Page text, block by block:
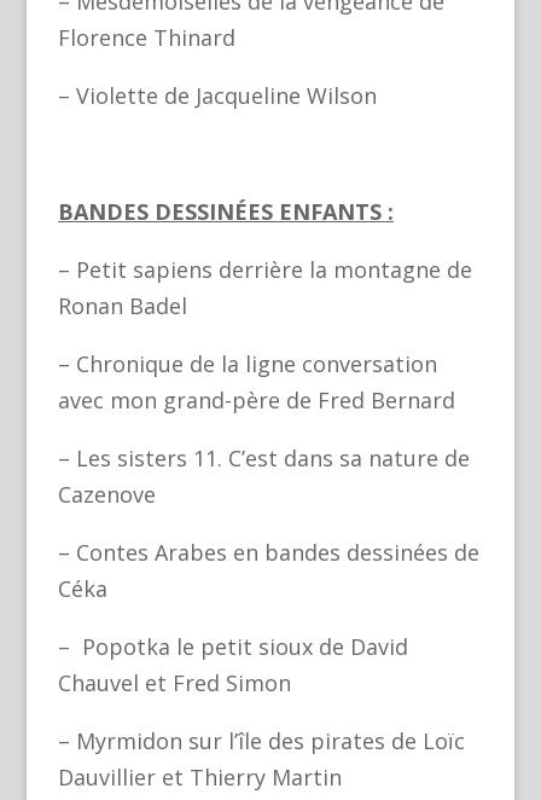
Florence Thinard
– Violette de Jacqueline Wilson
BANDES DESSINÉES ENFANTS :
– Petit sapiens derrière la montagne de
Ronan Badel
– Chronique de la ligne conversation
avec mon grand-père de Fred Bernard
– Les sisters 11. C’est dans sa nature de
Cazenove
– Contes Arabes en bandes dessinées de
Céka
– Popotka le petit sioux de David
Chauvel et Fred Simon
– Myrmidon sur l’île des pirates de Loïc
Dauvillier et Thierry Martin